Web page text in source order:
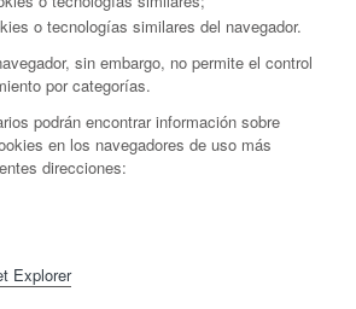
o tecnologías similares del navegador.
sin embargo, no permite el control
por categorías.
podrán encontrar información sobre
en los navegadores de uso más
direcciones:
Explorer